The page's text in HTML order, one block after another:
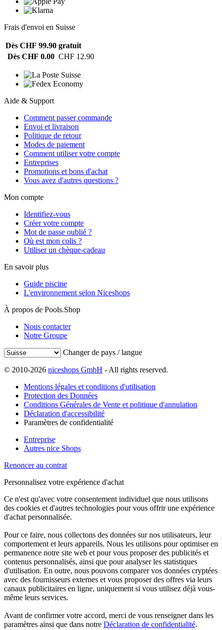
Frais d'envoi en Suisse
Dès CHF 99.90 gratuit
Dès CHF 0.00 CHF 12.90
Aide & Support
Comment passer commande
Envoi et livraison
Politique de retour
Modes de paiement
Comment utiliser votre compte
Entreprises
Promotions et bons d'achat
Vous avez d'autres questions ?
Mon compte
Identifiez-vous
Créer votre compte
Mot de passe oublié ?
Où est mon colis ?
Utiliser un chèque-cadeau
En savoir plus
Guide piscine
L'environnement selon Niceshops
À propos de Pools.Shop
Nous contacter
Notre Groupe
Changer de pays / langue
© 2010-2026 niceshops GmbH - All rights reserved.
Mentions légales et conditions d'utilisation
Protection des Données
Conditions Générales de Vente et politique d'annulation
Déclaration d'accessibilité
Paramètres de confidentialité
Entreprise
Autres nice Shops
Renoncer au contrat
Personnalisez votre expérience d'achat
Ce n'est qu'avec votre consentement individuel que nous utilisons
des cookies et d'autres technologies pour vous offrir une expérience
d'achat personnalisée.
Pour ce faire, nous collectons des données sur nos utilisateurs, leur
comportement et leurs appareils. Nous les utilisons pour optimiser en
permanence notre site web et pour vous proposer des publicités et
contenus personnalisés, ainsi que pour analyser les statistiques
d'utilisation. En outre, nous pouvons comparer vos données cryptées
avec des fournisseurs externes et vous proposer des offres via leurs
canaux publicitaires en ligne, uniquement si vous utilisez déjà vous-
même leurs services.
Avant de confirmer votre accord, merci de vous renseigner dans les
paramètres ainsi que dans notre Déclaration de confidentialité.